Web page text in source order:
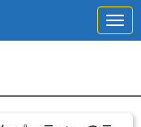
N
a
t